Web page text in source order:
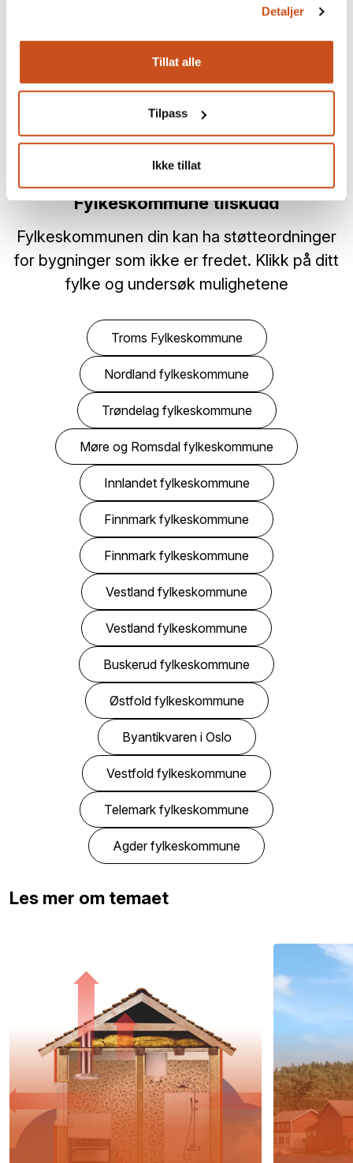
Detaljer
Tillat alle
Tilpass
Ikke tillat
Det gis tilskudd til tiltak som som fremmer natur- og
kulturverdier i jordbruket. Det kan også gis tilskudd til
kulturminner og kulturmiljøer, inkludert verneverdige
etter kulturminnefaglige retningslinjer.
tilskuddher
Fylkeskommune tilskudd
Fylkeskommunen din kan ha støtteordninger
for bygninger som ikke er fredet. Klikk på ditt
fylke og undersøk mulighetene
Troms Fylkeskommune
Nordland fylkeskommune
Trøndelag fylkeskommune
Møre og Romsdal fylkeskommune
Innlandet fylkeskommune
Finnmark fylkeskommune
Finnmark fylkeskommune
Vestland fylkeskommune
Vestland fylkeskommune
Buskerud fylkeskommune
Østfold fylkeskommune
Byantikvaren i Oslo
Vestfold fylkeskommune
Telemark fylkeskommune
Agder fylkeskommune
Les mer om temaet